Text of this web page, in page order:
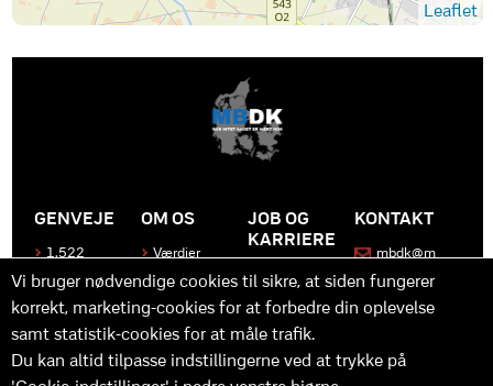
Leaflet
GENVEJE
1.522
Produkter
Kontakt
os
OM OS
Værdier
Historen
bag
MBDK
Hvad gør
os unikke
JOB OG
KARRIERE
Bliv en del
af MBDK
Vores
team
og
KONTAKT
mbdk@m
Vi bruger nødvendige cookies til sikre, at siden fungerer
korrekt, marketing-cookies for at forbedre din oplevelse
samt statistik-cookies for at måle trafik.
Du kan altid tilpasse indstillingerne ved at trykke på